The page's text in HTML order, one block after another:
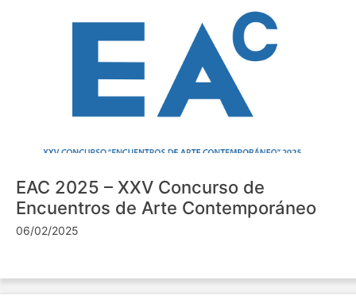
EAC 2025 – XXV Concurso de
Encuentros de Arte Contemporáneo
06/02/2025